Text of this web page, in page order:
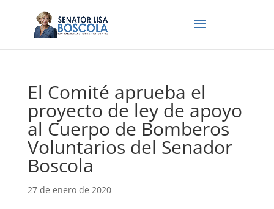
El Comité aprueba el
proyecto de ley de apoyo
al Cuerpo de Bomberos
Voluntarios del Senador
Boscola
27 de enero de 2020